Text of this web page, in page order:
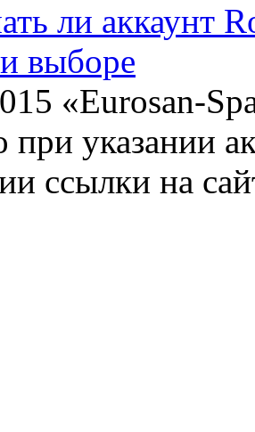
ли аккаунт
выборе
«Eurosan-
указании
ссылки на